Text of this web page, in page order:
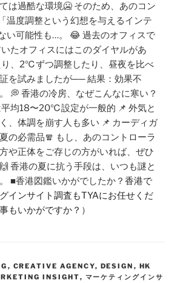
は過酷な環境🥶 そのため、あのコン
温度調整という幻想を与えるインテ
い可能性も…。 😂 過去のオフィスで
たオフィスにはこのダイヤルがあ
り、2℃ずつ調整したり、昼夜を比べ
を試みましたが── 結果：効果不
💭 香港の冷房、なぜこんなに寒い？
平均18〜20℃設定が一般的 📌 外気と
、体調を崩す人も多い 📌 カーディガ
の必需品🧣 もし、あのコントローラ
や正体をご存じの方がいれば、ぜひ
香港の夏に抗う手段は、いつも謎と
■香港図鑑いかがでしたか？ 香港で
インサイト調査もTYAにお任せくだ
もいかがですか？ ）
, CREATIVE AGENCY, DESIGN , HK
INSIGHT, マーケティングインサ